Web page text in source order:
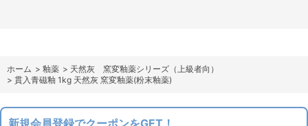
ホーム > 釉薬 > 天然灰 窯変釉薬シリーズ（上級者向）
> 貫入青磁釉 1kg 天然灰 窯変釉薬(粉末釉薬)